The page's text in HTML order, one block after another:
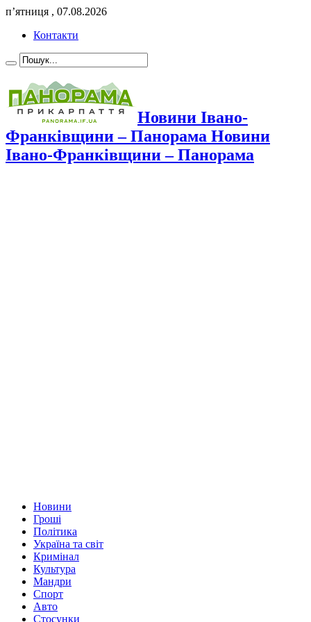
п’ятниця , 07.08.2026
Контакти
Новини Івано-
Франківщини – Панорама Новини
Івано-Франківщини – Панорама
Новини
Гроші
Політика
Україна та світ
Кримінал
Культура
Мандри
Спорт
Авто
Стосунки